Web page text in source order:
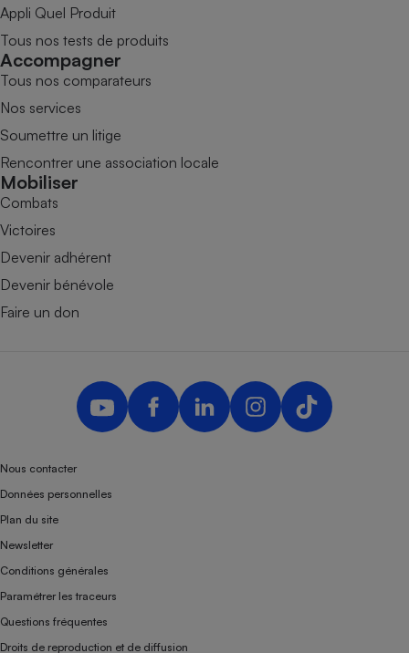
Appli Quel Produit
Tous nos tests de produits
Accompagner
Tous nos comparateurs
Nos services
Soumettre un litige
Rencontrer une association locale
Mobiliser
Combats
Victoires
Devenir adhérent
Devenir bénévole
Faire un don
Nous contacter
Données personnelles
Plan du site
Newsletter
Conditions générales
Paramétrer les traceurs
Questions fréquentes
Droits de reproduction et de diffusion